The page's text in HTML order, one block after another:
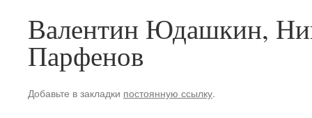
Валентин Юдашкин,
Парфенов
Добавьте в закладки постоянную ссылку.